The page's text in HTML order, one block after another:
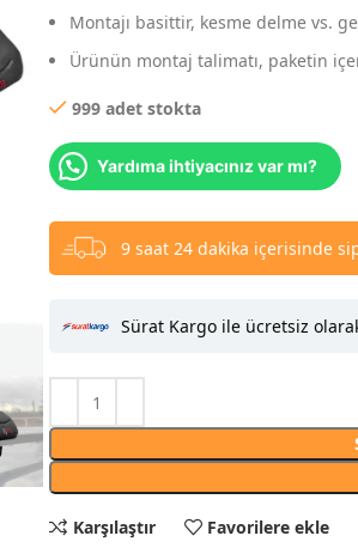
Montajı basittir, kesme delme vs.
Ürünün montaj talimatı, paketin
999 adet stokta
Yardıma ihtiyacınız var mı?
9 saat 24 dakika içerisinde
Sürat Kargo ile ücretsiz
Karşılaştır Favorilere ekle